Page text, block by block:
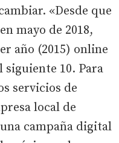
«Desde que
mayo de 2018,
año (2015) online
10. Para
servicios de
local de
campaña digital